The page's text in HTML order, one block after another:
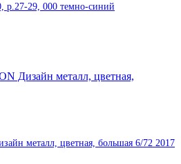
р.27-29, 000 темно-синий
металл, цветная, большая 6/72 2017